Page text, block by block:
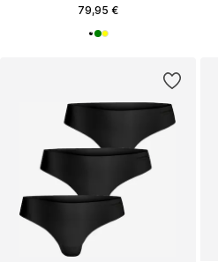
79,95 €